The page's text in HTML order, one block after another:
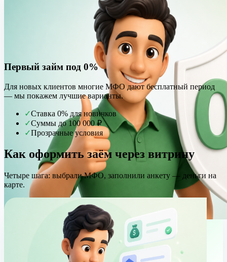
Первый займ под 0%
Для новых клиентов многие МФО дают бесплатный период
— мы покажем лучшие варианты.
✓Ставка 0% для новичков
✓Суммы до 100 000 ₽
✓Прозрачные условия
Как оформить заём через витрину
Четыре шага: выбрали МФО, заполнили анкету — деньги на
карте.